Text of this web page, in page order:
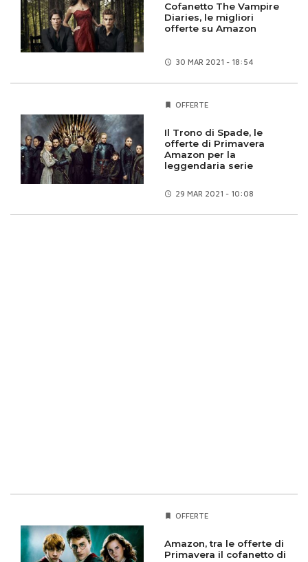
Cofanetto The Vampire
Diaries, le migliori
offerte su Amazon
30 MAR 2021 - 18:54
OFFERTE
Il Trono di Spade, le
offerte di Primavera
Amazon per la
leggendaria serie
29 MAR 2021 - 10:08
OFFERTE
Amazon, tra le offerte di
Primavera il cofanetto di